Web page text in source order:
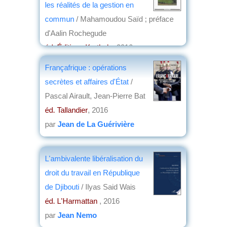
les réalités de la gestion en
commun / Mahamoudou Saïd ; préface
d'Aalin Rochegude
éd. Éditions Karthala, 2016
Françafrique : opérations
secrètes et affaires d'État /
Pascal Airault, Jean-Pierre Bat
éd. Tallandier, 2016
par Jean de La Guérivière
L'ambivalente libéralisation du
droit du travail en République
de Djibouti / Ilyas Said Wais
éd. L'Harmattan , 2016
par Jean Nemo